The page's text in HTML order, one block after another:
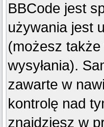
BBCode jest
używania jest
(możesz
wysyłania).
zawarte w
kontrolę nad
znajdziesz w